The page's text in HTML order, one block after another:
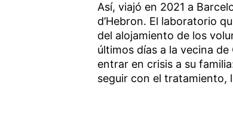
Así, viajó en 2021 a
d’Hebron. El laboratorio
del alojamiento de los
últimos días a la vecina
entrar en crisis a su
seguir con el tratamiento,